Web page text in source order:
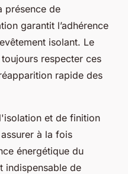
présence de
garantit l’adhérence
isolant. Le
respecter ces
rapide des
et de finition
à la fois
énergétique du
indispensable de